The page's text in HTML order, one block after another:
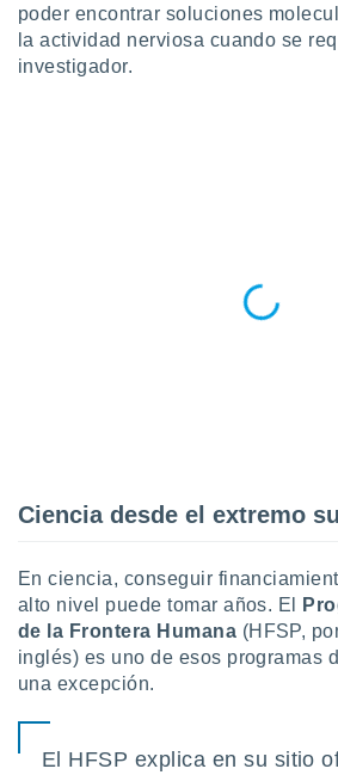
poder encontrar soluciones
la actividad nerviosa cuando se
investigador.
Ciencia desde el extremo
En ciencia, conseguir
alto nivel puede tomar años. El
de la Frontera Humana (HFSP,
inglés) es uno de esos programas
una excepción.
El HFSP explica en su sitio